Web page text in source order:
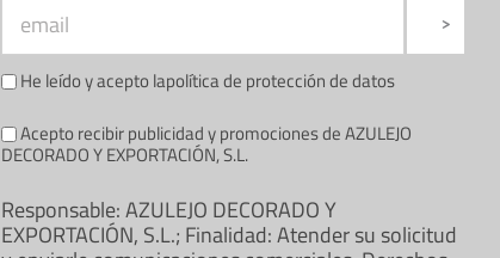
He leído y acepto lapolítica de protección de datos
Acepto recibir publicidad y promociones de AZULEJO
DECORADO Y EXPORTACIÓN, S.L.
Responsable: AZULEJO DECORADO Y
EXPORTACIÓN, S.L.; Finalidad: Atender su solicitud